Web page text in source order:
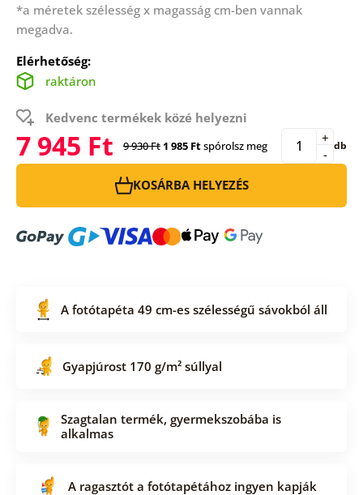
*a méretek szélesség x magasság cm-ben vannak
megadva.
Elérhetőség:
raktáron
Kedvenc termékek közé helyezni
7 945 Ft 9 930 Ft 1 985 Ftspórolsz meg -
+ db
KOSÁRBA HELYEZÉS
A fotótapéta 49 cm-es szélességű sávokból áll
Gyapjúrost 170 g/m² súllyal
Szagtalan termék, gyermekszobába is
alkalmas
A ragasztót a fotótapétához ingyen kapják